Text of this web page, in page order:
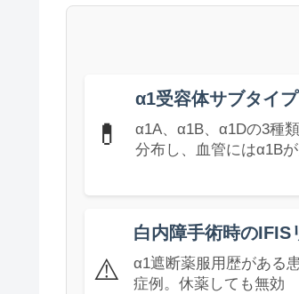
💊
α1受容体サブタイ
α1A、α1B、α1Dの3種
分布し、血管にはα1B
⚠️
白内障手術時のIFIS
α1遮断薬服用歴がある
症例。休薬しても無効